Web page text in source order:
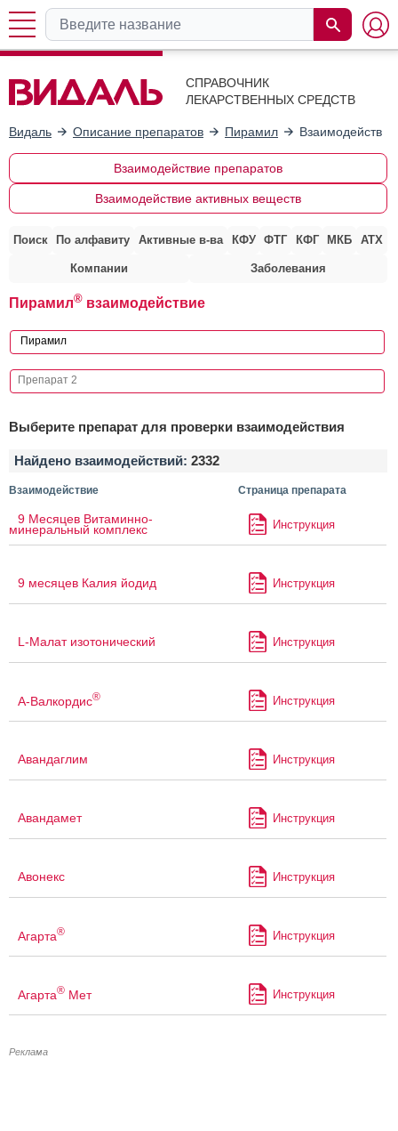
СПРАВОЧНИК
ЛЕКАРСТВЕННЫХ СРЕДСТВ
Видаль Описание препаратов Пирамил
Взаимодействие препаратов
Взаимодействие активных веществ
Поиск По алфавиту Активные в-ва КФУ ФТГ КФГ МКБ АТХ
Компании Заболевания
Пирамил® взаимодействие
Выберите препарат для проверки взаимодействия
Найдено взаимодействий: 2332
Взаимодействие Страница препарата
9 Месяцев Витаминно-
минеральный комплекс Инструкция
9 месяцев Калия йодид Инструкция
L-Малат изотонический Инструкция
А-Валкордис® Инструкция
Авандаглим Инструкция
Авандамет Инструкция
Авонекс Инструкция
Агарта® Инструкция
Агарта® Мет Инструкция
Реклама